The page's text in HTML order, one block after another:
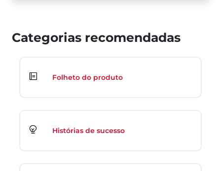
Categorias recomendadas
Folheto do produto
Histórias de sucesso